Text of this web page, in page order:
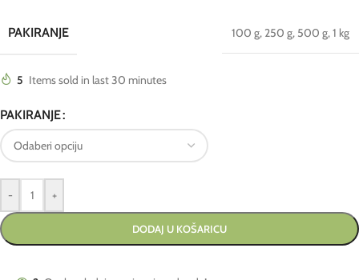
PAKIRANJE 100 g, 250 g, 500 g,1 kg
5 Items sold in last 30 minutes
PAKIRANJE
- +
DODAJ U KOŠARICU